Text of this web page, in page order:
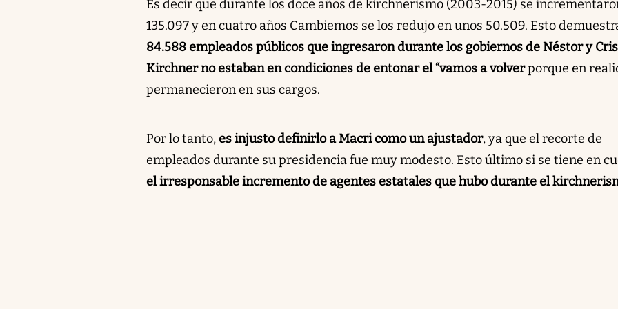
Es decir que durante los doce años de kirchnerismo (2003-2015) se
135.097 y en cuatro años Cambiemos se los redujo en unos 50.509. Esto
84.588 empleados públicos que ingresaron durante los gobiernos de Néstor y
Kirchner no estaban en condiciones de entonar el “vamos a volverporque en
permanecieron en sus cargos.
Por lo tanto, es injusto definirlo a Macri como un ajustador, ya que el recorte de
empleados durante su presidencia fue muy modesto. Esto último si se tiene en
el irresponsable incremento de agentes estatales que hubo durante el